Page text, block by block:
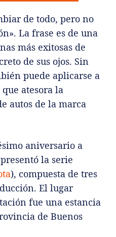
de todo, pero no
La frase es de una
más exitosas de
de sus ojos. Sin
puede aplicarse a
atesora la
autos de la marca
aniversario a
la serie
), compuesta de tres
El lugar
fue una estancia
de Buenos